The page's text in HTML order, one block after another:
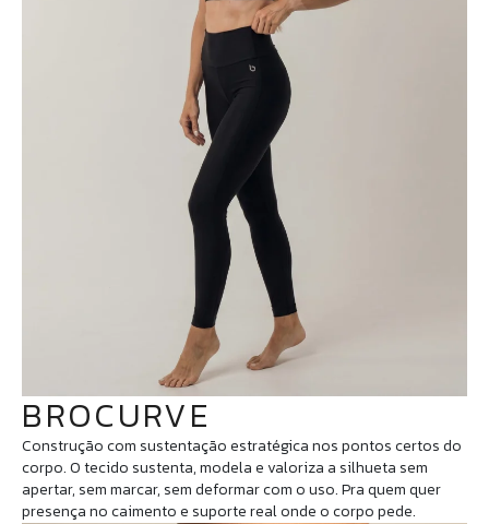
BROCURVE
Construção com sustentação estratégica nos pontos certos do
corpo. O tecido sustenta, modela e valoriza a silhueta sem
apertar, sem marcar, sem deformar com o uso. Pra quem quer
presença no caimento e suporte real onde o corpo pede.